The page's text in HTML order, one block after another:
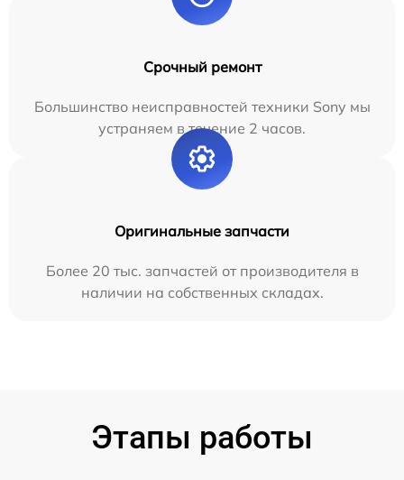
Срочный ремонт
Большинство неисправностей техники Sony мы
устраняем в течение 2 часов.
Оригинальные запчасти
Более 20 тыс. запчастей от производителя в
наличии на собственных складах.
Этапы работы